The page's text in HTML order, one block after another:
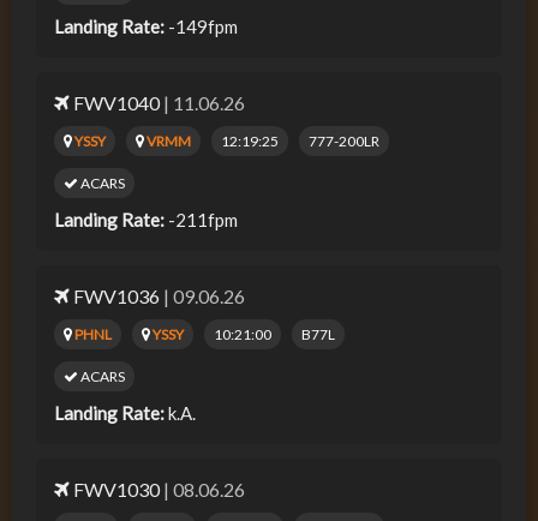
Landing Rate: -149fpm
FWV1040| 11.06.26
YSSY VRMM 12:19:25 777-200LR
ACARS
Landing Rate: -211fpm
FWV1036 | 09.06.26
PHNL YSSY 10:21:00 B77L
ACARS
Landing Rate:k.A.
FWV1030| 08.06.26